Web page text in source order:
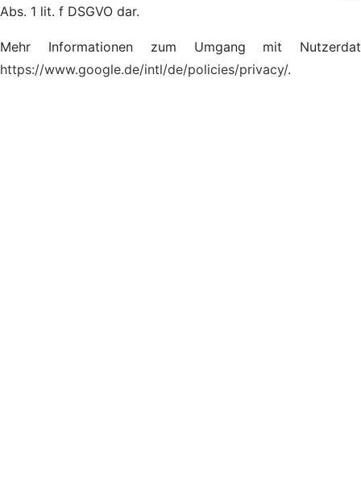
Abs. 1 lit. f DSGVO dar.
Mehr Informationen zum Umgang mit
https://www.google.de/intl/de/policies/privacy/.